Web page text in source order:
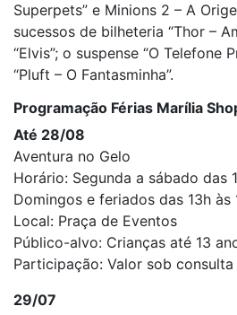
Superpets” e Minions 2 – A
sucessos de bilheteria “Thor –
“Elvis”; o suspense “O Telefone
“Pluft – O Fantasminha”.
Programação Férias Marília
Até 28/08
Aventura no Gelo
Horário: Segunda a sábado das
Domingos e feriados das 13h às
Local: Praça de Eventos
Público-alvo: Crianças até 13
Participação: Valor sob
29/07